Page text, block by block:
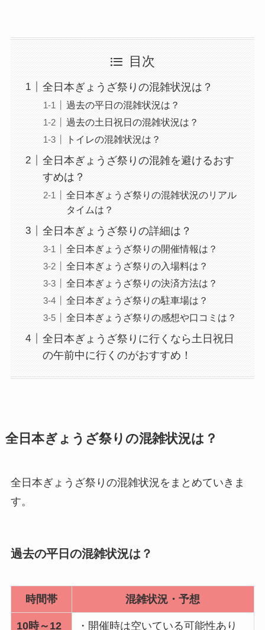
目次
全日本ぎょうざ祭りの混雑状況は？
過去の平日の混雑状況は？
過去の土日祝日の混雑状況は？
トイレの混雑状況は？
全日本ぎょうざ祭りの混雑を避けるおす
すめは？
全日本ぎょうざ祭りの混雑状況のリアル
タイムは？
全日本ぎょうざ祭りの詳細は？
全日本ぎょうざ祭りの開催情報は？
全日本ぎょうざ祭りの入場料は？
全日本ぎょうざ祭りの決済方法は？
全日本ぎょうざ祭りの駐車場は？
全日本ぎょうざ祭りの感想や口コミは？
全日本ぎょうざ祭りに行くなら土日祝日
の午前中に行くのがおすすめ！
全日本ぎょうざ祭りの混雑状況は？
全日本ぎょうざ祭りの混雑状況をまとめていきま
す。
過去の平日の混雑状況は？
時間帯 混雑状況・予想
10時～12 ・開催時は空いている可能性あり